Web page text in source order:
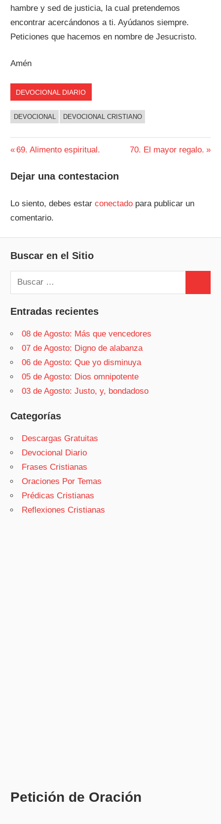
hambre y sed de justicia, la cual pretendemos
encontrar acercándonos a ti. Ayúdanos siempre.
Peticiones que hacemos en nombre de Jesucristo.
Amén
DEVOCIONAL DIARIO
DEVOCIONAL DEVOCIONAL CRISTIANO
Navegación
de
Entrada
69. Alimento espiritual.
Siguiente
70. El mayor regalo.
Dejar una contestacion
Lo siento, debes estarconectado para publicar un
comentario.
Buscar en el Sitio
Buscar:
Entradas recientes
08 de Agosto: Más que vencedores
07 de Agosto: Digno de alabanza
06 de Agosto: Que yo disminuya
05 de Agosto: Dios omnipotente
03 de Agosto: Justo, y, bondadoso
Categorías
Descargas Gratuitas
Devocional Diario
Frases Cristianas
Oraciones Por Temas
Prédicas Cristianas
Reflexiones Cristianas
Petición de Oración